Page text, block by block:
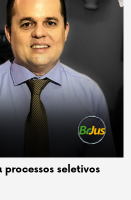
seletivos